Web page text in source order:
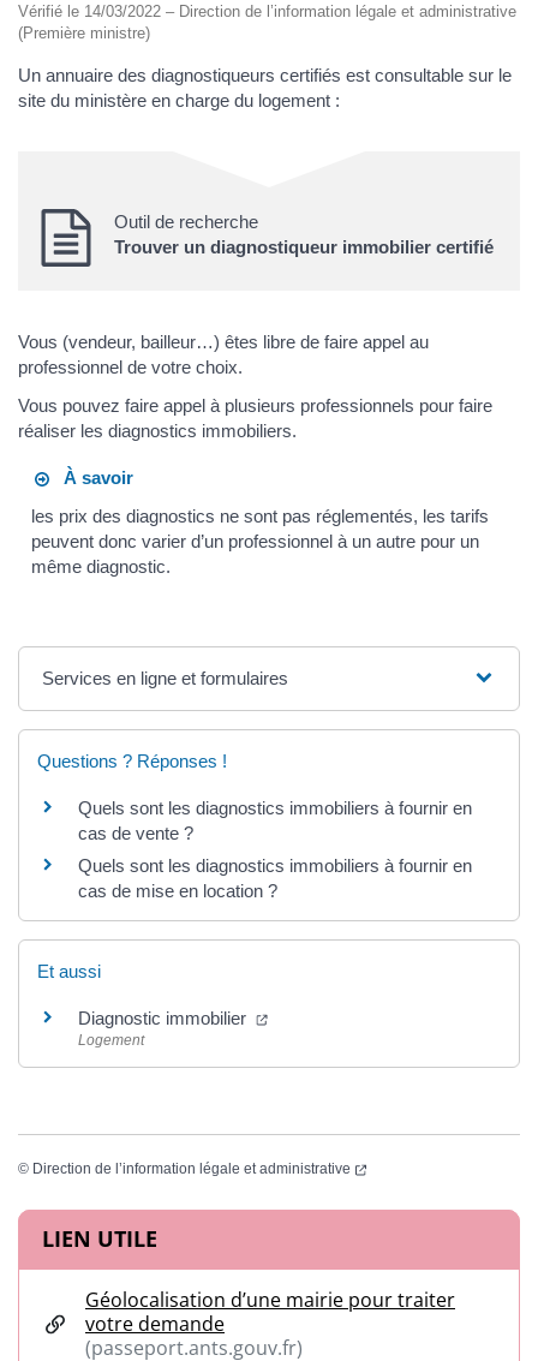
Vérifié le 14/03/2022 – Direction de l’information légale et administrative
(Première ministre)
Un annuaire des diagnostiqueurs certifiés est consultable sur le
site du ministère en charge du logement :
Outil de recherche
Trouver un diagnostiqueur immobilier certifié
Vous (vendeur, bailleur…) êtes libre de faire appel au
professionnel de votre choix.
Vous pouvez faire appel à plusieurs professionnels pour faire
réaliser les diagnostics immobiliers.
À savoir
les prix des diagnostics ne sont pas réglementés, les tarifs
peuvent donc varier d’un professionnel à un autre pour un
même diagnostic.
Services en ligne et formulaires
Questions ? Réponses !
Quels sont les diagnostics immobiliers à fournir en
cas de vente ?
Quels sont les diagnostics immobiliers à fournir en
cas de mise en location ?
Et aussi
Diagnostic immobilier (ouverture dans un nouvel onglet)
Logement
© Direction de l’information légale et administrative (ouverture dans un
Informations complémentaires
LIEN UTILE
Géolocalisation d’une mairie pour traiter
votre demande
(passeport.ants.gouv.fr)